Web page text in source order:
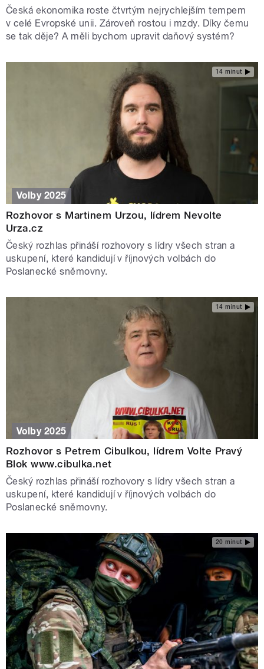
Česká ekonomika roste čtvrtým nejrychlejším tempem
v celé Evropské unii. Zároveň rostou i mzdy. Díky čemu
se tak děje? A měli bychom upravit daňový systém?
14 minut
Volby 2025
Rozhovor s Martinem Urzou, lídrem Nevolte
Urza.cz
Český rozhlas přináší rozhovory s lídry všech stran a
uskupení, které kandidují v říjnových volbách do
Poslanecké sněmovny.
14 minut
Volby 2025
Rozhovor s Petrem Cibulkou, lídrem Volte Pravý
Blok www.cibulka.net
Český rozhlas přináší rozhovory s lídry všech stran a
uskupení, které kandidují v říjnových volbách do
Poslanecké sněmovny.
20 minut